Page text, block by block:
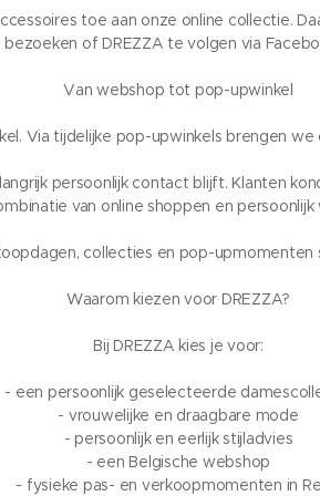
toe aan onze online collectie.
of DREZZA te volgen via
Van webshop tot pop-upwinkel
Via tijdelijke pop-upwinkels brengen
persoonlijk contact blijft. Klanten
van online shoppen en
collecties en pop-
Waarom kiezen voor DREZZA?
Bij DREZZA kies je voor:
- een persoonlijk geselecteerde
- vrouwelijke en draagbare mode
- persoonlijk en eerlijk stijladvies
- een Belgische webshop
- fysieke pas- en verkoopmomenten in